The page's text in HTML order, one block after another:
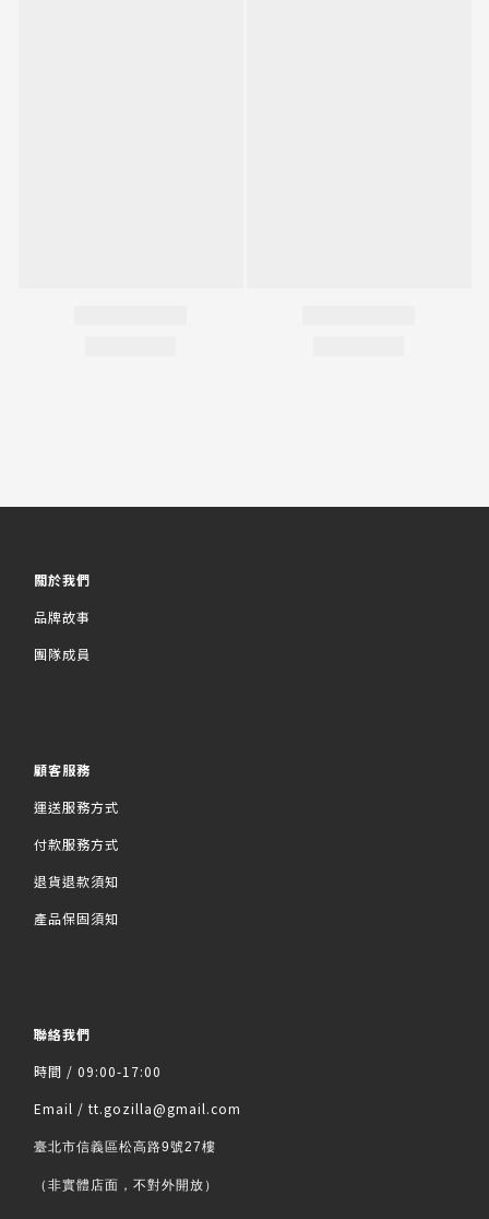
關於我們
品牌故事
團隊成員
顧客服務
運送服務方式
付款服務方式
退貨退款須知
產品保固須知
聯絡我們
時間 / 09:00-17:00
Email / tt.gozilla@gmail.com
臺北市信義區松高路9號27樓
（非實體店面，不對外開放）